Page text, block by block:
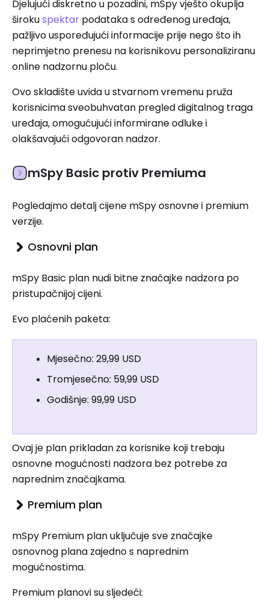
Djelujući diskretno u pozadini, mSpy vješto okuplja
širokuspektar podataka s određenog uređaja,
pažljivo uspoređujući informacije prije nego što ih
neprimjetno prenesu na korisnikovu personaliziranu
online nadzornu ploču.
Ovo skladište uvida u stvarnom vremenu pruža
korisnicima sveobuhvatan pregled digitalnog traga
uređaja, omogućujući informirane odluke i
olakšavajući odgovoran nadzor.
mSpy Basic protiv Premiuma
Pogledajmo detalj cijene mSpy osnovne i premium
verzije.
Osnovni plan
mSpy Basic plan nudi bitne značajke nadzora po
pristupačnijoj cijeni.
Evo plaćenih paketa:
Mjesečno: 29,99 USD
Tromjesečno: 59,99 USD
Godišnje: 99,99 USD
Ovaj je plan prikladan za korisnike koji trebaju
osnovne mogućnosti nadzora bez potrebe za
naprednim značajkama.
Premium plan
mSpy Premium plan uključuje sve značajke
osnovnog plana zajedno s naprednim
mogućnostima.
Premium planovi su sljedeći: